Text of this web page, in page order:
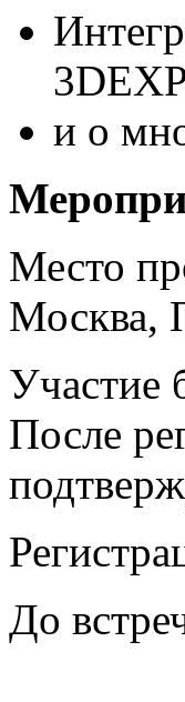
и о
Место
Москва,
Участие
После
До